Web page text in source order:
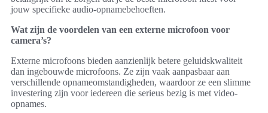
jouw specifieke audio-opnamebehoeften.
Wat zijn de voordelen van een externe microfoon voor
camera’s?
Externe microfoons bieden aanzienlijk betere geluidskwaliteit
dan ingebouwde microfoons. Ze zijn vaak aanpasbaar aan
verschillende opnameomstandigheden, waardoor ze een slimme
investering zijn voor iedereen die serieus bezig is met video-
opnames.